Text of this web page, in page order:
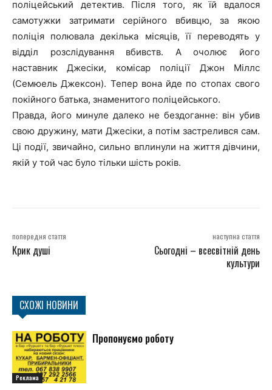
поліцейський детектив. Після того, як їй вдалося
самотужки затримати серійного вбивцю, за якою
поліція полювала декілька місяців, її переводять у
відділ розслідування вбивств. А очолює його
наставник Джесіки, комісар поліції Джон Міллс
(Семюель Джексон). Тепер вона йде по стопах свого
покійного батька, знаменитого поліцейського.
Правда, його минуле далеко не бездоганне: він убив
свою дружину, мати Джесіки, а потім застрелився сам.
Ці події, звичайно, сильно вплинули на життя дівчини,
якій у той час було тільки шість років.
попередня стаття
Крик душі
наступна стаття
Сьогодні – всесвітній день
культури
СХОЖІ НОВИНИ
Реклама
Пропонуємо роботу